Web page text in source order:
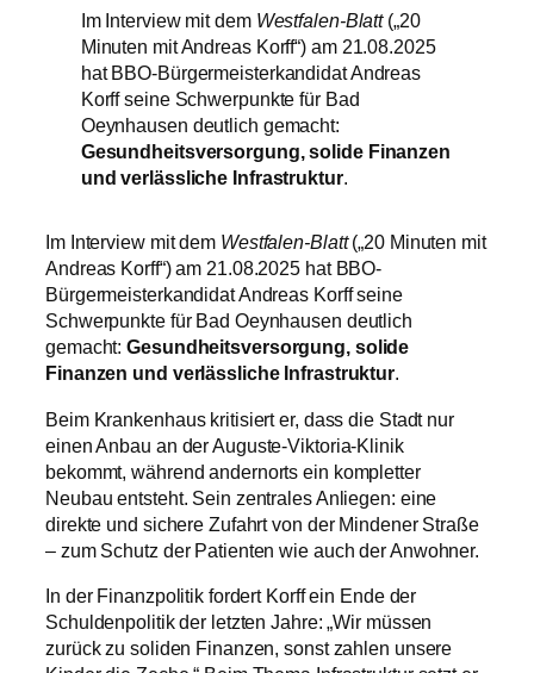
Im Interview mit dem Westfalen-Blatt(„20
Minuten mit Andreas Korff“) am 21.08.2025
hat BBO-Bürgermeisterkandidat Andreas
Korff seine Schwerpunkte für Bad
Oeynhausen deutlich gemacht:
Gesundheitsversorgung, solide Finanzen
und verlässliche Infrastruktur.
Im Interview mit dem Westfalen-Blatt(„20 Minuten mit
Andreas Korff“) am 21.08.2025 hat BBO-
Bürgermeisterkandidat Andreas Korff seine
Schwerpunkte für Bad Oeynhausen deutlich
gemacht:Gesundheitsversorgung, solide
Finanzen und verlässliche Infrastruktur.
Beim Krankenhaus kritisiert er, dass die Stadt nur
einen Anbau an der Auguste-Viktoria-Klinik
bekommt, während andernorts ein kompletter
Neubau entsteht. Sein zentrales Anliegen: eine
direkte und sichere Zufahrt von der Mindener Straße
– zum Schutz der Patienten wie auch der Anwohner.
In der Finanzpolitik fordert Korff ein Ende der
Schuldenpolitik der letzten Jahre: „Wir müssen
zurück zu soliden Finanzen, sonst zahlen unsere